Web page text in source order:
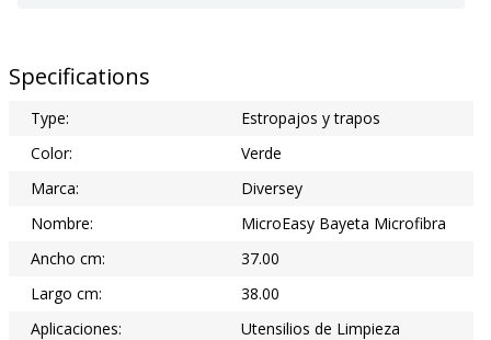
Specifications
Type:
Estropajos y trapos
Color:
Verde
Marca:
Diversey
Nombre:
MicroEasy Bayeta Microfibra
Ancho cm:
37.00
Largo cm:
38.00
Aplicaciones:
Utensilios de Limpieza